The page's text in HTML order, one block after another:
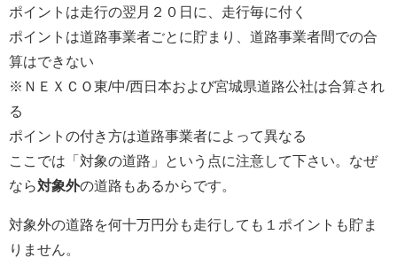
ポイントは走行の翌月２０日に、走行毎に付く
ポイントは道路事業者ごとに貯まり、道路事業者間での合
算はできない
※ＮＥＸＣＯ東/中/西日本および宮城県道路公社は合算され
る
ポイントの付き方は道路事業者によって異なる
ここでは「対象の道路」という点に注意して下さい。なぜ
なら対象外の道路もあるからです。
対象外の道路を何十万円分も走行しても１ポイントも貯ま
りません。